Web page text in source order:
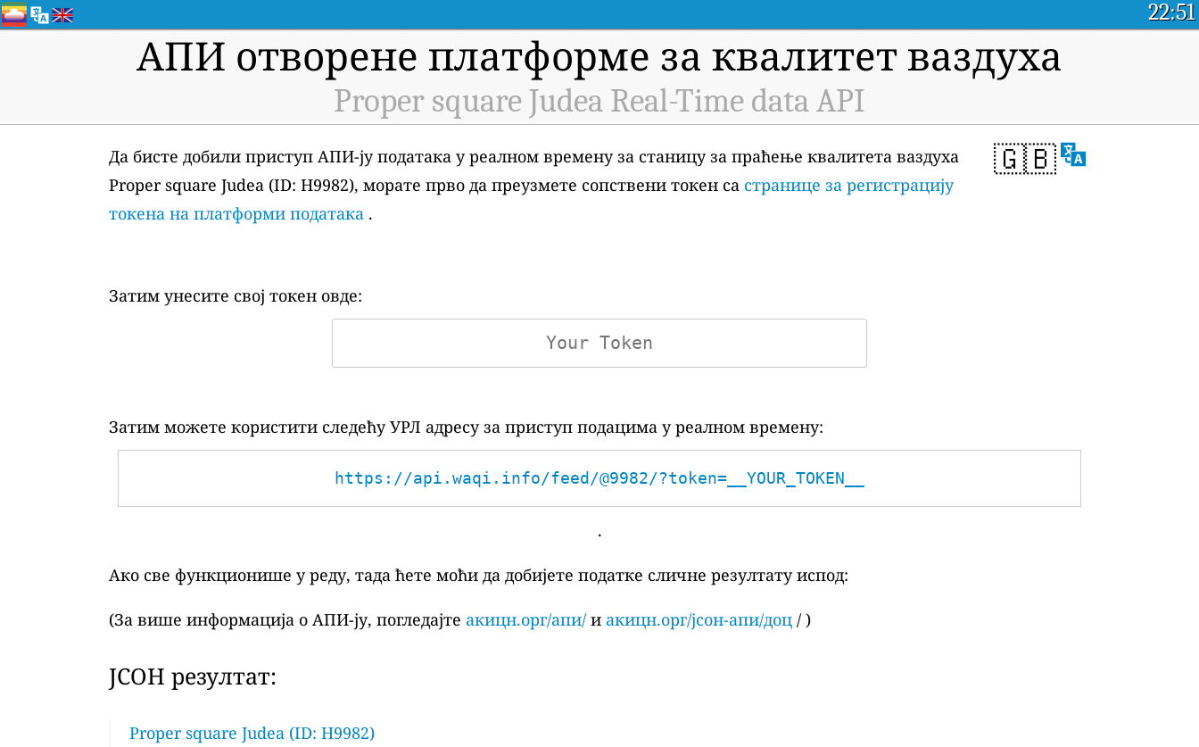
22:51
АПИ отворене платформе за квалитет ваздуха
Proper square Judea Real-Time data API
🇬🇧
Да бисте добили приступ АПИ-ју података у реалном времену за станицу за праћење квалитета ваздуха
Proper square Judea (ID: H9982), морате прво да преузмете сопствени токен са странице за регистрацију
токена на платформи података .
Затим унесите свој токен овде:
Затим можете користити следећу УРЛ адресу за приступ подацима у реалном времену:
https://api.waqi.info/feed/@9982/?token=__YOUR_TOKEN__
.
Ако све функционише у реду, тада ћете моћи да добијете податке сличне резултату испод:
(За више информација о АПИ-ју, погледајте акицн.орг/апи/ и акицн.орг/јсон-апи/доц / )
ЈСОН резултат:
Proper square Judea (ID: H9982)